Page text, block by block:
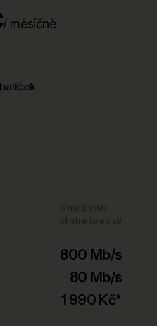
/ měsíčně
800 Mb/s
80 Mb/s
1 990 Kč*